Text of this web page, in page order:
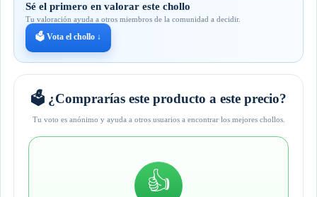
Sé el primero en valorar este chollo
Tu valoración ayuda a otros miembros de la comunidad a decidir.
🗳️ Vota el chollo ↓
🗳️ ¿Comprarías este producto a este precio?
Tu voto es anónimo y ayuda a otros usuarios a encontrar los mejores chollos.
👍